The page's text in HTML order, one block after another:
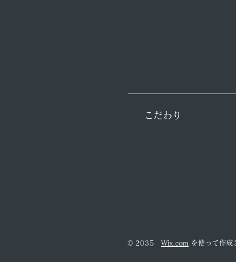
こだわり
© 2035 Wix.com を使って作成